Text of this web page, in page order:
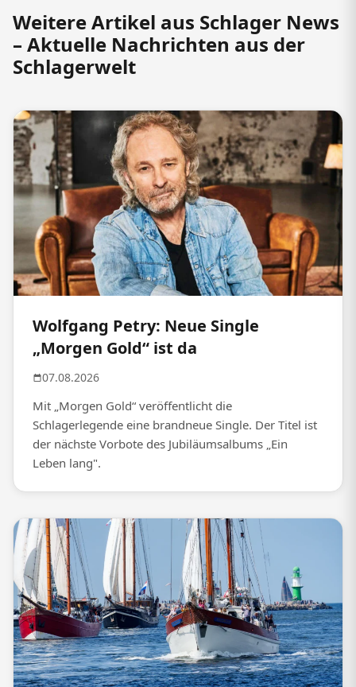
Weitere Artikel aus Schlager News
– Aktuelle Nachrichten aus der
Schlagerwelt
Wolfgang Petry: Neue Single
„Morgen Gold“ ist da
07.08.2026
Mit „Morgen Gold“ veröffentlicht die
Schlagerlegende eine brandneue Single. Der Titel ist
der nächste Vorbote des Jubiläumsalbums „Ein
Leben lang".